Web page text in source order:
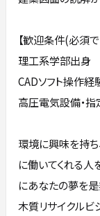
【歓迎条件(必須
理工系学部出身
CADソフト操作
高圧電気設備・
環境に興味を持
に働いてくれる人
にあなたの夢を是
木質リサイクルビ